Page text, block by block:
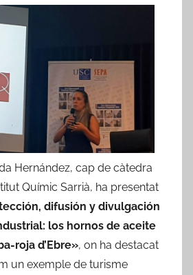
r
e
Hernández, cap de càtedra
Químic Sarrià, ha presentat
difusión y divulgación
los hornos de aceite
roja d’Ebre», on ha destacat
un exemple de turisme